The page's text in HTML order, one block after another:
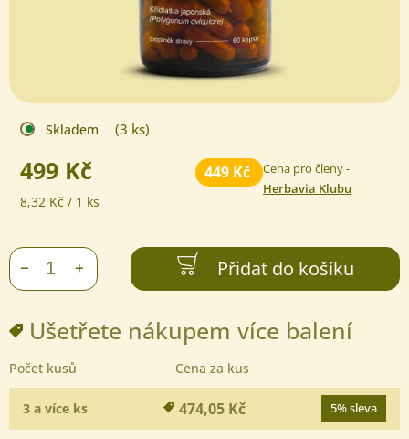
Skladem (3 ks)
449 Kč
Cena pro členy -
Herbavia Klubu
499 Kč
Měrná
8,32 Kč / 1 ks
+
− Přidat do košíku
Ušetřete nákupem více balení
Počet kusů Cena za kus
3 a více ks 474,05 Kč 5% sleva